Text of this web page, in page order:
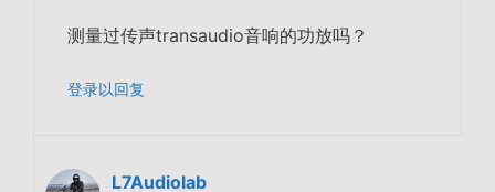
测量过传声transaudio音响的功放吗？
登录以回复
L7Audiolab